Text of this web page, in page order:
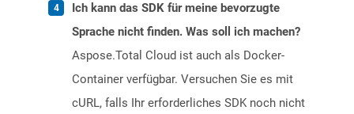
Ich kann das SDK für meine bevorzugte
Sprache nicht finden. Was soll ich machen?
Aspose.Total Cloud ist auch als Docker-
Container verfügbar. Versuchen Sie es mit
cURL, falls Ihr erforderliches SDK noch nicht